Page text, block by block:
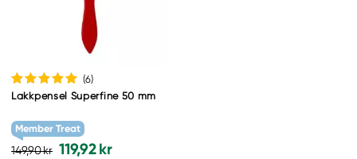
(6)
Lakkpensel Superfine 50 mm
Member Treat
149,90 kr 119,92 kr